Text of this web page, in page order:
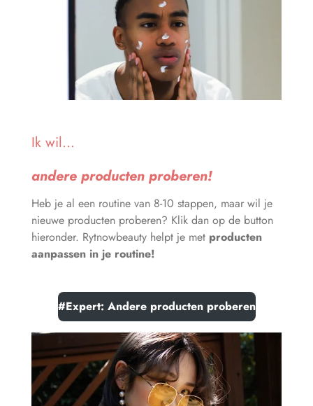
Ik wil...
andere producten proberen!
Heb je al een routine van 8-10 stappen, maar wil je
nieuwe producten proberen? Klik dan op de button
hieronder. Rytnowbeauty helpt je met producten
aanpassen in je routine!
#Expert: Andere producten proberen